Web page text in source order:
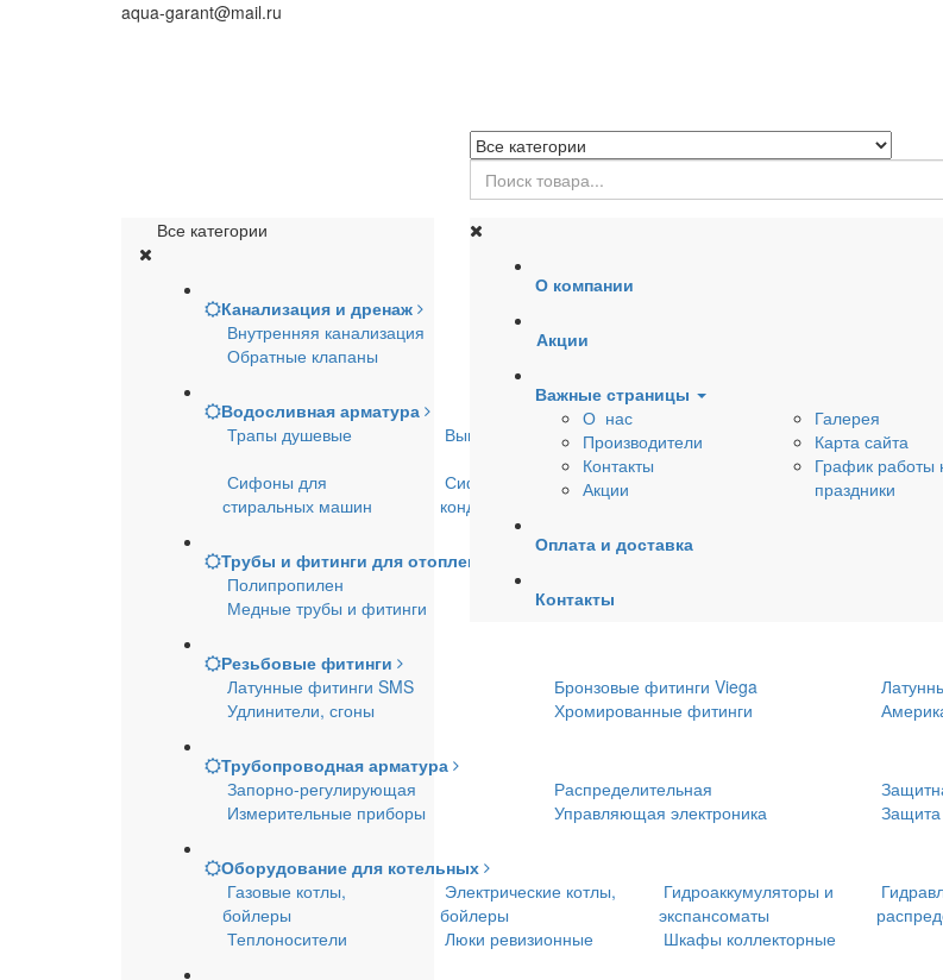
aqua-garant@mail.ru
Все категории
Канализация и дренаж
Внутренняя канализация
Наружная канализация
Обратные клапаны
Вентиляционные клапаны
Водосливная арматура
Трапы душевые
Выпуски для раковин Донные клапаны Сифоны
Сифоны для
стиральных машин
Сифоны для
кондиционеров
Арматура для бачков
Трубы и фитинги для отопления и водоснабжения
Полипропилен
Медные трубы и фитинги
Трубы и фитинги ПНД
Резьбовые фитинги
Латунные фитинги SMS
Бронзовые фитинги Viega
Удлинители, сгоны
Хромированные фитинги
Трубопроводная арматура
Запорно-регулирующая
Распределительная
Измерительные приборы
Управляющая электроника Защита
Оборудование для котельных
Газовые котлы,
бойлеры
Электрические котлы,
бойлеры
Гидроаккумуляторы и
экспансоматы
Теплоносители
Люки ревизионные Шкафы коллекторные
О компании
Акции
Важные страницы
О нас
Производители
Контакты
Акции
Галерея
Карта сайта
График работы
праздники
Оплата и доставка
Контакты